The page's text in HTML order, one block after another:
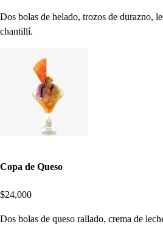
Dos bolas de helado, trozos de durazno,
chantillí.
Copa de Queso
$24,000
Dos bolas de queso rallado, crema de